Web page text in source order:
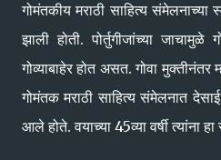
गोमंतकीय मराठी साहित्य संमेलनाच्या
झाली होती. पोर्तुगीजांच्या
गोव्याबाहेर होत असत. गोवा
गोमंतक मराठी साहित्य संमेलनात
आले होते. वयाच्या 45व्या वर्षी त्यांना